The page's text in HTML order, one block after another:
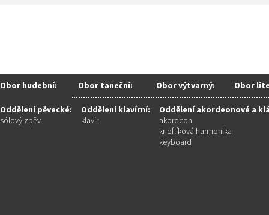
Obor hudební: Obor taneční: Obor výtvarný: Obor
Oddělení pěvecké:
sólový zpěv
Oddělení klavírní:
klavír
Oddělení akordeonové a
akordeon
knoflíková harmonika
keyboard